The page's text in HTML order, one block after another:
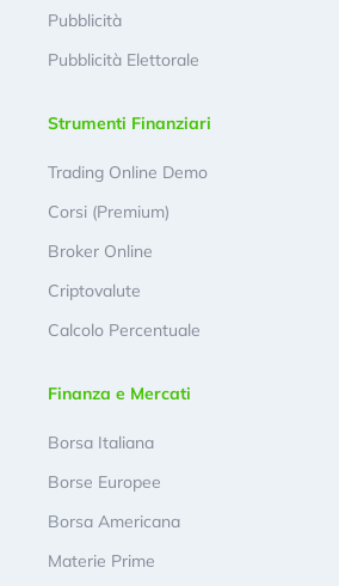
Pubblicità
Pubblicità Elettorale
Strumenti Finanziari
Trading Online Demo
Corsi (Premium)
Broker Online
Criptovalute
Calcolo Percentuale
Finanza e Mercati
Borsa Italiana
Borse Europee
Borsa Americana
Materie Prime